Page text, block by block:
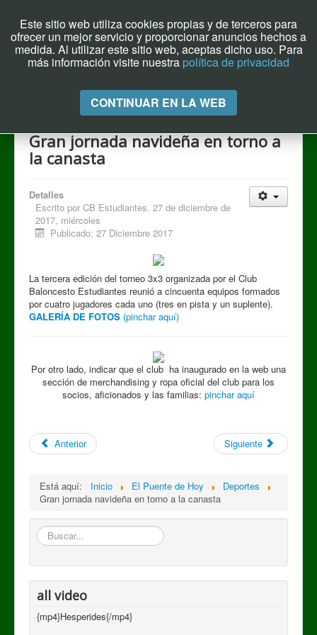
Archivo el Puente de Hoy
Cambiar
navegación
Gran jornada navideña en torno a
la canasta
Detalles
Escrito por CB Estudiantes. 27 de diciembre de
2017, miércoles
Publicado: 27 Diciembre 2017
La tercera edición del torneo 3x3 organizada por el Club
Baloncesto Estudiantes reunió a cincuenta equipos formados
por cuatro jugadores cada uno (tres en pista y un suplente).
GALERÍA DE FOTOS (pinchar aquí)
Por otro lado, indicar que el club ha inaugurado en la web una
sección de merchandising y ropa oficial del club para los
socios, aficionados y las familias: pinchar aquí
Anterior Siguiente
Está aquí: Inicio El Puente de Hoy
Deportes
Gran jornada navideña en torno a la canasta
Buscar
all video
{mp4}Hesperides{/mp4}
Este sitio web utiliza cookies propias y de terceros para
ofrecer un mejor servicio y proporcionar anuncios hechos a
medida. Al utilizar este sitio web, aceptas dicho uso. Para
más información visite nuestra política de privacidad
CONTINUAR EN LA WEB